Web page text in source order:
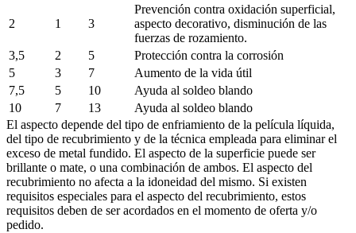
2 1 3
Prevención contra oxidación superficial,
aspecto decorativo, disminución de las
fuerzas de rozamiento.
3,5
2 5
Protección contra la corrosión
5
3 7
Aumento de la vida útil
7,5
5 10
Ayuda al soldeo blando
10
7 13
Ayuda al soldeo blando
El aspecto depende del tipo de enfriamiento de la película líquida,
del tipo de recubrimiento y de la técnica empleada para eliminar el
exceso de metal fundido. El aspecto de la superficie puede ser
brillante o mate, o una combinación de ambos. El aspecto del
recubrimiento no afecta a la idoneidad del mismo. Si existen
requisitos especiales para el aspecto del recubrimiento, estos
requisitos deben de ser acordados en el momento de oferta y/o
pedido.